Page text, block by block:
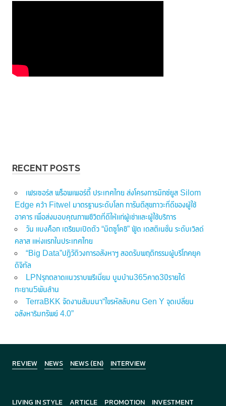
RECENT POSTS
เฟรเซอร์ส พร็อพเพอร์ตี้ ประเทศไทย ส่งโครงการมิกซ์ยูส Silom
Edge คว้า Fitwel มาตรฐานระดับโลก การันตีสุขภาวะที่ดีของผู้ใช้
อาคาร เพื่อส่งมอบคุณภาพชีวิตที่ดีให้แก่ผู้เช่าและผู้ใช้บริการ
วัน แบงค็อก เตรียมเปิดตัว “มิตซูโคชิ” ฟู้ด เดสติเนชั่น ระดับเวิลด์
คลาส แห่งแรกในประเทศไทย
“Big Data”ปฏิวัติวงการอสังหาฯ สอดรับพฤติกรรมผู้บริโภคยุค
ดิจิทัล
LPNรุกตลาดแนวราบพรีเมี่ยม บูมบ้าน365คาด3ปีรายได้
ทะยาน5พันล้าน
TerraBKK จัดงานสัมมนา“ไขรหัสลับคน Gen Y จุดเปลี่ยน
อสังหาริมทรัพย์ 4.0”
REVIEW NEWS NEWS (EN) INTERVIEW
LIVING IN STYLE ARTICLE PROMOTION INVESTMENT